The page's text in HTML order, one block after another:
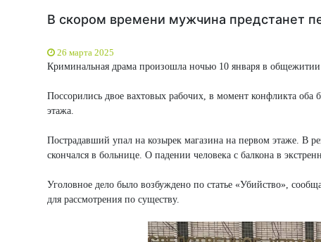
В скором времени мужчина предстанет
26 марта 2025
Криминальная драма произошла ночью 10 января в общежитии
Поссорились двое вахтовых рабочих, в момент конфликта
этажа.
Пострадавший упал на козырек магазина на первом этаже. В
скончался в больнице. О падении человека с балкона в
Уголовное дело было возбуждено по статье «Убийство»,
для рассмотрения по существу.